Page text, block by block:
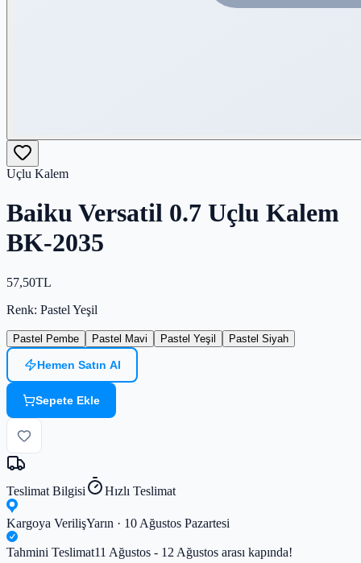
Uçlu Kalem
Baiku Versatil 0.7 Uçlu Kalem
BK-2035
57,50TL
Renk: Pastel Yeşil
Pastel Pembe Pastel Mavi Pastel Yeşil Pastel Siyah
Hemen Satın Al
Sepete Ekle
Teslimat Bilgisi Hızlı Teslimat
Kargoya VerilişYarın · 10 Ağustos Pazartesi
Tahmini Teslimat11 Ağustos - 12 Ağustos arası kapında!